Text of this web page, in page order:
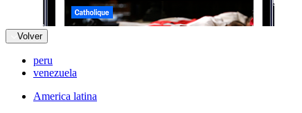
Volver
peru
venezuela
America latina